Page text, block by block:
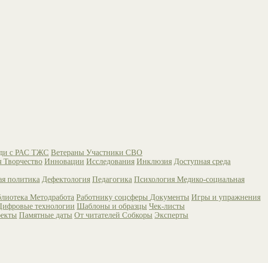
с РАС ТЖС Ветераны Участники СВО
Творчество Инновации Исследования Инклюзия Доступная среда
политика Дефектология Педагогика Психология Медико-социальная
Методработа Работнику соцсферы Документы Игры и упражнения
технологии Шаблоны и образцы Чек-листы
Памятные даты От читателейСобкоры Эксперты